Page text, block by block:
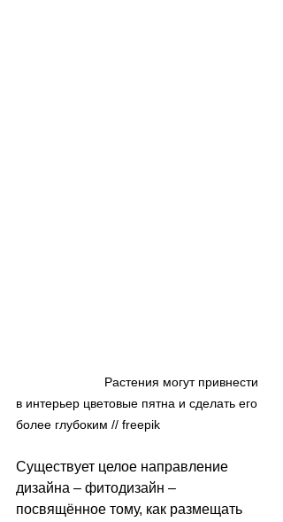
в интерьер цветовые пятна и сделать его
более глубоким // freepik
Существует целое направление
дизайна – фитодизайн –
посвящённое тому, как размещать